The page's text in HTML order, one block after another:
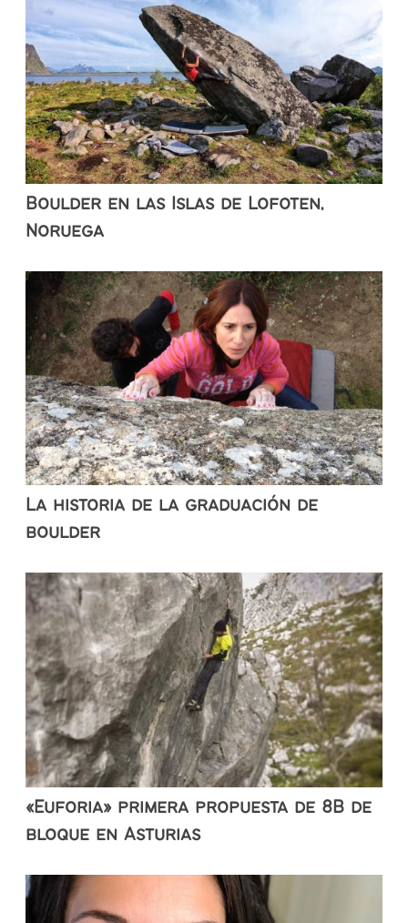
Boulder en las Islas de Lofoten,
Noruega
La historia de la graduación de
boulder
«Euforia» primera propuesta de 8B de
bloque en Asturias